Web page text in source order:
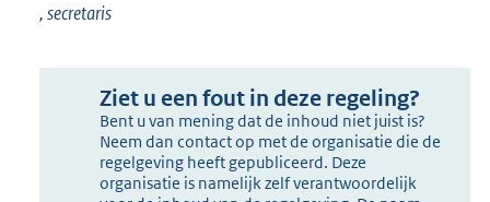
, secretaris
Ziet u een fout in deze regeling?
Bent u van mening dat de inhoud niet juist is?
Neem dan contact op met de organisatie die de
regelgeving heeft gepubliceerd. Deze
organisatie is namelijk zelf verantwoordelijk